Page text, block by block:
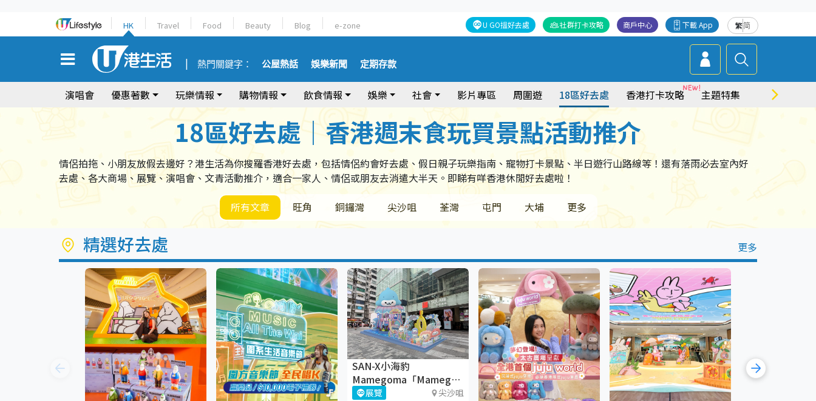
HK Travel Food Beauty Blog e-zone 繁简
下載 App
商戶中心
社群打卡攻略
U GO搵好去處
熱門關鍵字： 公屋熱話 娛樂新聞 定期存款
演唱會 優惠著數 玩樂情報 購物情報 飲食情報 娛樂 社會 影片專區 周圍遊 18區好去處 香港打卡攻略 主題特集 商場情報
18區好去處｜香港週末食玩買景點活動推介
情侶拍拖、小朋友放假去邊好？港生活為你搜羅香港好去處，包括情侶約會好去處、假日親子玩樂指南、寵物打卡景點、半日遊行山路線等！還有落雨必去室內好
去處、各大商場、展覽、演唱會、文青活動推介，適合一家人、情侶或朋友去消遣大半天。即睇有咩香港休閒好去處啦！
所有文章
旺角 銅鑼灣 尖沙咀 荃灣 屯門 大埔 更多
精選好去處 更多
SAN-X小海豹
Mamegoma「Mamegoma
仲夏萌寶奇幻之旅」＠
展覽 尖沙咀